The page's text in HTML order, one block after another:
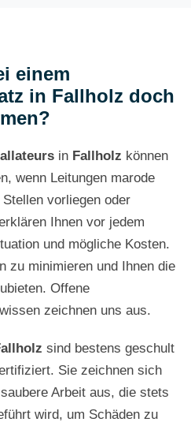
einem
in Fallholz doch
in Fallholz können
wenn Leitungen marode
vorliegen oder
Ihnen vor jedem
und mögliche Kosten.
zu minimieren und Ihnen die
Offene
zeichnen uns aus.
sind bestens geschult
Sie zeichnen sich
Arbeit aus, die stets
wird, um Schäden zu